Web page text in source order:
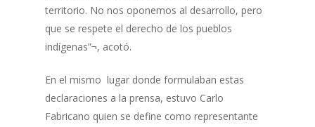
territorio. No nos oponemos al desarrollo, pero
que se respete el derecho de los pueblos
indígenas”¬, acotó.
En el mismo lugar donde formulaban estas
declaraciones a la prensa, estuvo Carlo
Fabricano quien se define como representante